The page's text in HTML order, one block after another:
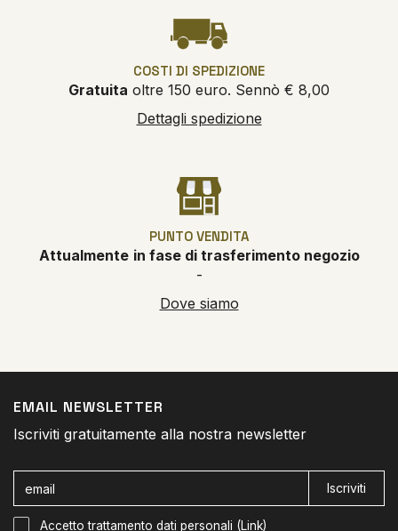
COSTI DI SPEDIZIONE
Gratuita oltre 150 euro. Sennò € 8,00
Dettagli spedizione
PUNTO VENDITA
Attualmente in fase di trasferimento negozio
-
Dove siamo
EMAIL NEWSLETTER
Iscriviti gratuitamente alla nostra newsletter
Iscriviti
Accetto trattamento dati personali (Link)